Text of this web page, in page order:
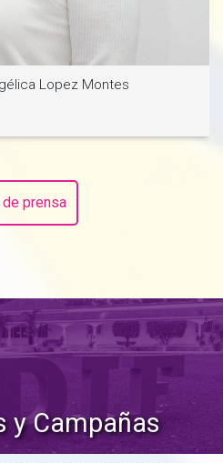
Lopez Montes
noticia
de prensa
y Campañas